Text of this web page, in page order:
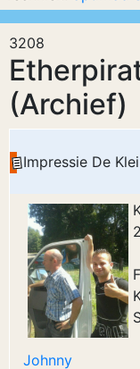
3208
(Archief)
Impressie De
Johnny